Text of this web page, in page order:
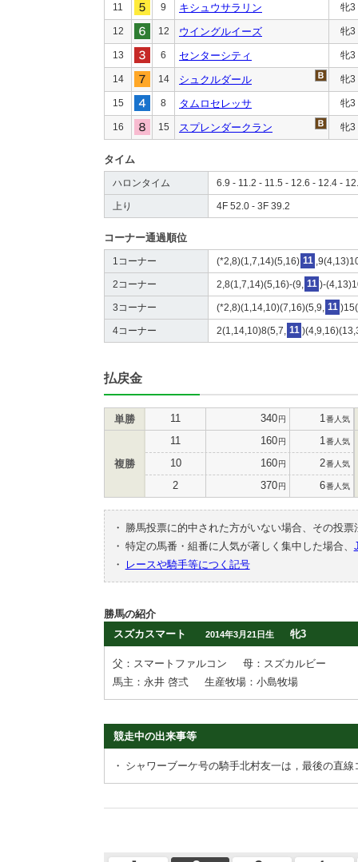
11 9 キシュウサラリン 牝3
12 12 ウイングルイーズ 牝3
13 6 センターシティ 牝3
14 14 シュクルダール 牝3
15 8 タムロセレッサ 牝3
16 15 スプレンダークラン 牝3
タイム
ハロンタイム 6.9 - 11.2 - 11.5 - 12.6 - 12.4 -
上り 4F 52.0 - 3F 39.2
コーナー通過順位
1コーナー (*2,8)(1,7,14)(5,16) 11
2コーナー 2,8(1,7,14)(5,16)-(9, 11 )-
3コーナー (*2,8)(1,14,10)(7,16)(5,9, 11
4コーナー 2(1,14,10)8(5,7, 11
払戻金
単勝 11 340円 1 番人気
複勝
11 160円 1 番人気
10 160円 2番人気
2 370円 6番人気
・
勝馬投票に的中された方がいない場合、その投
・ 特定の馬番・組番に人気が著しく集中した場合、
・
レースや騎手等につく記号
勝馬の紹介
スズカスマート
2014年3月21日生 牝3
父：スマートファルコン
母：スズカルビー
馬主：永井 啓弍
生産牧場：小島牧場
競走中の出来事等
・ シャワーブーケ号の騎手北村友一は，最後の直